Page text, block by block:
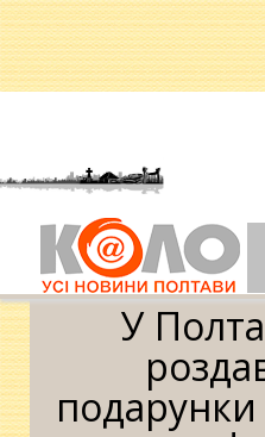
Головна » Новини »
роздаватиме подарунки
У